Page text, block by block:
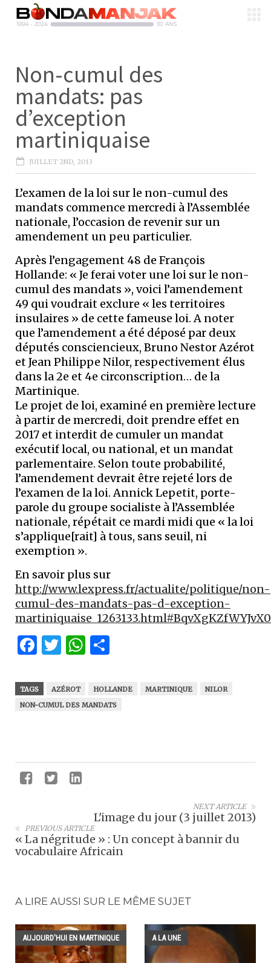
Non-cumul des
mandats: pas
d’exception
martiniquaise
JUILLET 2ND, 2013
L’examen de la loi sur le non-cumul des
mandats commence mercredi à l’Assemblée
nationale, l’occasion de revenir sur un
amendement un peu particulier.
Après l’engagement 48 de François
Hollande: « Je ferai voter une loi sur le non-
cumul des mandats », voici l’amendement
49 qui voudrait exclure « les territoires
insulaires » de cette fameuse loi. A noter
que l’amendement a été déposé par deux
députés consciencieux, Bruno Nestor Azérot
et Jean Philippe Nilor, respectivement élus
dans la 2e et 4e circonscription… de la
Martinique.
Le projet de loi, examiné en première lecture
à partir de mercredi, doit prendre effet en
2017 et interdit de cumuler un mandat
exécutif local, ou national, et un mandat
parlementaire. Selon toute probabilité,
l’amendement devrait être rejeté lors de
l’examen de la loi. Annick Lepetit, porte-
parole du groupe socialiste à l’Assemblée
nationale, répétait ce mardi midi que « la loi
s’applique[rait] à tous, sans seuil, ni
exemption ».
En savoir plus sur
http://www.lexpress.fr/actualite/politique/non-
cumul-des-mandats-pas-d-exception-
Facebook
Twitter
WhatsApp
TAGS AZÉROT HOLLANDE MARTINIQUE
NILOR
NON-CUMUL DES MANDATS
NEXT ARTICLE
L'image du jour (3 juillet 2013)
PREVIOUS ARTICLE
« La négritude » : Un concept à bannir du
vocabulaire Africain
A LIRE AUSSI SUR LE MÊME SUJET
AUJOURD'HUI EN MARTINIQUE A LA UNE